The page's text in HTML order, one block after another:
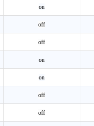
on
off
off
on
on
off
off